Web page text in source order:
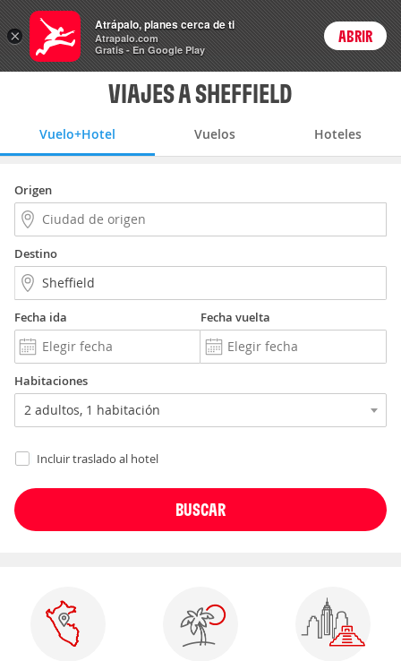
Vuelo+Hotel Login
VIAJES A SHEFFIELD
Vuelo+Hotel Vuelos Hoteles
Origen
Destino
Fecha ida Fecha vuelta
Habitaciones
Incluir traslado al hotel
×
Atrápalo, planes cerca de ti
Atrapalo.com
Gratis - En Google Play
ABRIR